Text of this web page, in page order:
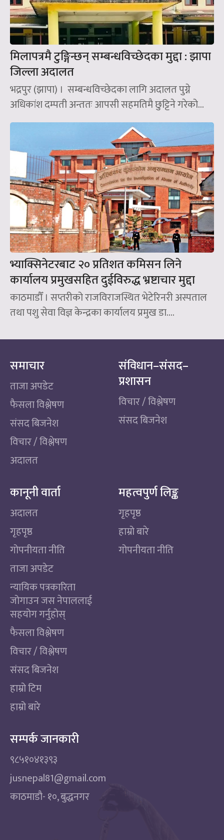
मिलापत्रमै टुङ्गिन्छन् सम्बन्धविच्छेदका मुद्दा : झापा
जिल्ला अदालत
भद्रपुर (झापा) । सम्बन्धविच्छेदका लागि अदालत पुग्ने
अधिकांश दम्पती अन्ततः आपसी सहमतिमै छुट्टिने गरेको...
भ्याक्सिनेटरबाट २० प्रतिशत कमिसन लिने
कार्यालय प्रमुखसहित दुईविरुद्ध भ्रष्टाचार मुद्दा
काठमाडौँ । सप्तरीको राजविराजस्थित भेटेरिनरी अस्पताल
तथा पशु सेवा विज्ञ केन्द्रका कार्यालय प्रमुख डा....
समाचार
ताजा अपडेट
फैसला विश्लेषण
संसद बिजनेश
विचार / विश्लेषण
अदालत
संविधान–संसद–
प्रशासन
विचार / विश्लेषण
संसद बिजनेश
कानूनी वार्ता
अदालत
गृहपृष्ठ
गोपनीयता नीति
ताजा अपडेट
न्यायिक पत्रकारिता
जोगाउन जस नेपाललाई
सहयोग गर्नुहोस्
फैसला विश्लेषण
विचार / विश्लेषण
संसद बिजनेश
हाम्रो टिम
हाम्रो बारे
महत्वपुर्ण लिङ्क
गृहपृष्ठ
हाम्रो बारे
गोपनीयता नीति
सम्पर्क जानकारी
९८५१०४१३९३
jusnepal81@gmail.com
काठमाडाै‌- १०, बुद्धनगर